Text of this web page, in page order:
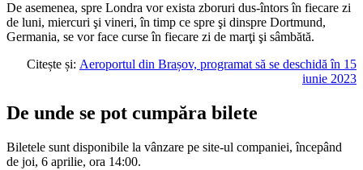
De asemenea, spre Londra vor exista zboruri dus-întors în fiecare zi
de luni, miercuri şi vineri, în timp ce spre şi dinspre Dortmund,
Germania, se vor face curse în fiecare zi de marţi şi sâmbătă.
Citește și: Aeroportul din Brașov, programat să se deschidă în 15
iunie 2023
De unde se pot cumpăra bilete
Biletele sunt disponibile la vânzare pe site-ul companiei, începând
de joi, 6 aprilie, ora 14:00.